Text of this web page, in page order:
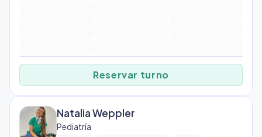
Reservar turno
Natalia Weppler
Pediatría